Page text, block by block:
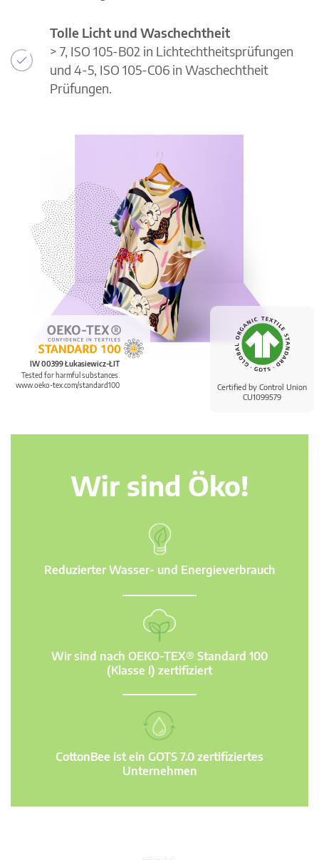
Certified by Control Union
CU1099579
IW 00399 Łukasiewicz-ŁIT
Tested for harmful substances.
www.oeko-tex.com/standard100
Tolle Licht und Waschechtheit
> 7, ISO 105-B02 in Lichtechtheitsprüfungen
und 4-5, ISO 105-C06 in Waschechtheit
Prüfungen.
Wir sind Öko!
Reduzierter Wasser- und Energieverbrauch
Wir sind nach OEKO-TEX® Standard 100
(Klasse I) zertifiziert
CottonBee ist ein GOTS 7.0 zertifiziertes
Unternehmen